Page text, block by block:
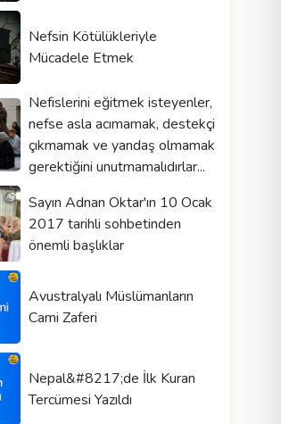
Nefsin Kötülükleriyle
Mücadele Etmek
Nefislerini eğitmek isteyenler,
nefse asla acımamak, destekçi
çıkmamak ve yandaş olmamak
gerektiğini unutmamalıdırlar...
Sayın Adnan Oktar'ın 10 Ocak
2017 tarihli sohbetinden
önemli başlıklar
Avustralyalı Müslümanların
Cami Zaferi
Nepal&#8217;de İlk Kuran
Tercümesi Yazıldı